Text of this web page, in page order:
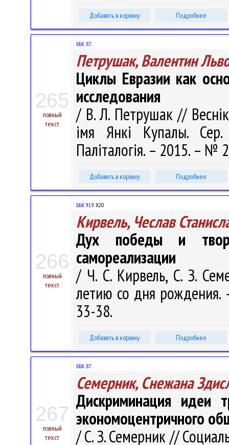
Добавить в корзину Подробнее
265
полный
текст
ББК 87.
Петрушак, Валентин
Циклы Евразии как
исследования
/ В. Л. Петрушак // Веснік
імя Янкі Купалы. Сер.
Паліталогія. – 2015. – №
Добавить в корзину Подробнее
266
полный
текст
ББК 91.9 Х20
Кирвель, Чеслав
Дух победы и
самореализации
/ Ч. С. Кирвель, С. З.
летию со дня
33-38.
Добавить в корзину Подробнее
267
полный
текст
ББК 87.
Семерник, Снежана
Дискриминация идеи
экономоцентричного
/ С. З. Семерник //